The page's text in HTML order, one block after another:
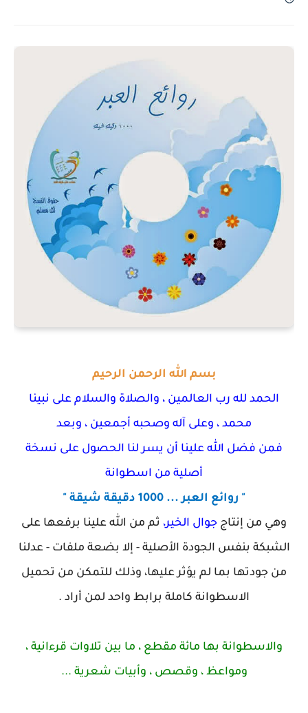
بسم الله الرحمن الرحيم
لله رب العالمين ، والصلاة والسلام على نبينا
محمد ، وعلى آله وصحبه أجمعين ، وبعد
الله علينا أن يسر لنا الحصول على نسخة
أصلية من اسطوانة
" روائع العبر ... 1000 دقيقة شيقة "
إنتاججوال الخير،ثم من الله علينا برفعها على
بنفس الجودة الأصلية - إلا بضعة ملفات - عدلنا
بما لم يؤثر عليها، وذلك للتمكن من تحميل
الاسطوانة كاملة برابط واحد لمن أراد .
بها مائة مقطع ، ما بين تلاوات قرءانية ،
ومواعظ ، وقصص ، وأبيات شعرية ...